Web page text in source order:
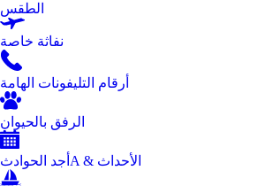
الطقس
نفاثة خاصة
أرقام التليفونات الهامة
الرفق بالحيوان
أجد الحوادثA & الأحداث